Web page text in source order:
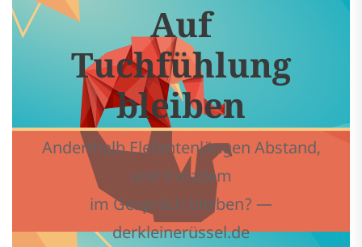
Auf
Tuchfühlung
bleiben
Anderthalb Elefantenlängen Abstand,
und trotzdem
im Gespräch bleiben? —
derkleinerüssel.de